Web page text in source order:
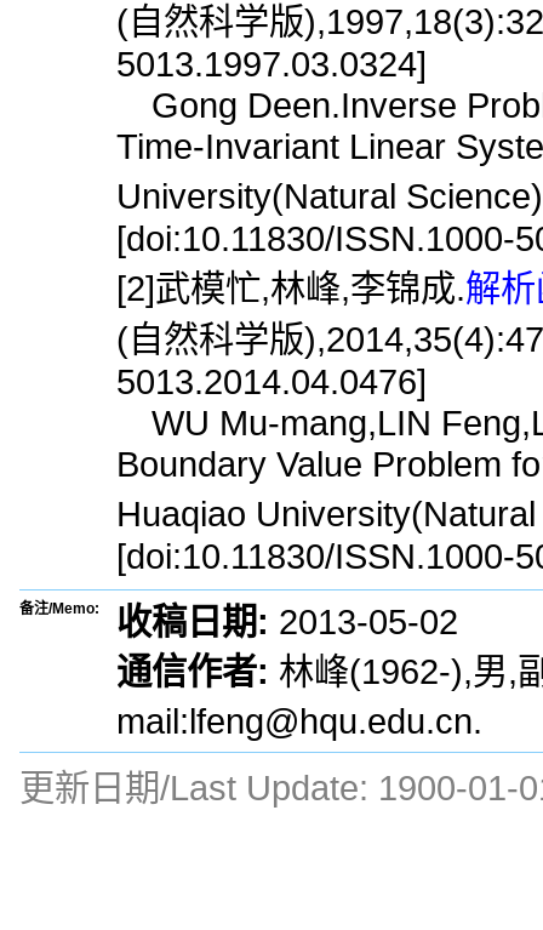
(自然科学版
5013.1997.03.0324]
Gong Deen.Inverse
Time-Invariant Linear
University(Natural
[doi:10.11830/ISSN.1000-
[2]武模忙,林峰,李锦成.解
(自然科学版
5013.2014.04.0476]
WU Mu-mang,LIN
Boundary Value Problem
Huaqiao
[doi:10.11830/ISSN.1000-
备注/Memo: 收稿日期: 2013-05-02
通信作者: 林峰(1962-),男,
mail:lfeng@hqu.edu.cn.
更新日期/Last Update: 1900-01-